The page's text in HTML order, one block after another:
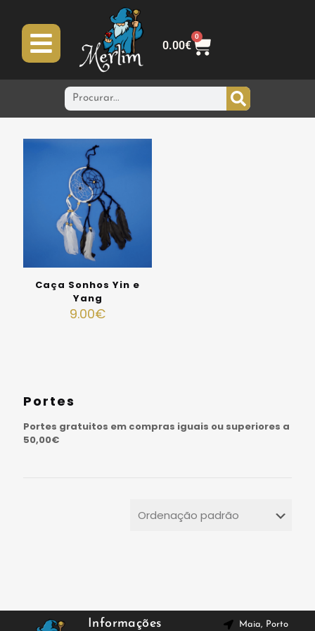
0.00€
0
Caça Sonhos Yin e
Yang
9.00€
Portes
Portes gratuitos em compras iguais ou superiores a
50,00€
Informações Maia, Porto